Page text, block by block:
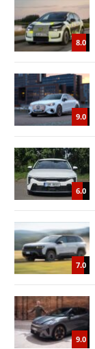
8.0
9.0
6.0
7.0
9.0